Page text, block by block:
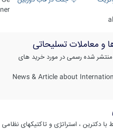
ner
و معاملات تسلیحاتی
منتشر شده رسمی در مورد خرید های
News & Article about
دکترین ، استراتژی و تاکتیکهای نظامی